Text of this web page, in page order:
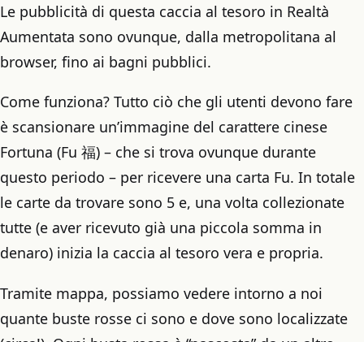
Le pubblicità di questa caccia al tesoro in Realtà
Aumentata sono ovunque, dalla metropolitana al
browser, fino ai bagni pubblici.
Come funziona? Tutto ciò che gli utenti devono fare
è scansionare un’immagine del carattere cinese
Fortuna (Fu 福) – che si trova ovunque durante
questo periodo – per ricevere una carta Fu. In totale
le carte da trovare sono 5 e, una volta collezionate
tutte (e aver ricevuto già una piccola somma in
denaro) inizia la caccia al tesoro vera e propria.
Tramite mappa, possiamo vedere intorno a noi
quante buste rosse ci sono e dove sono localizzate